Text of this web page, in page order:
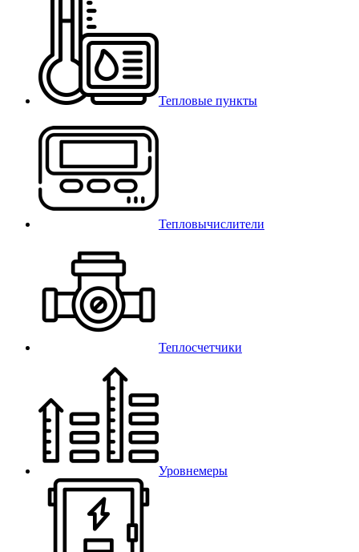
Тепловые пункты
Тепловычислители
Теплосчетчики
Уровнемеры